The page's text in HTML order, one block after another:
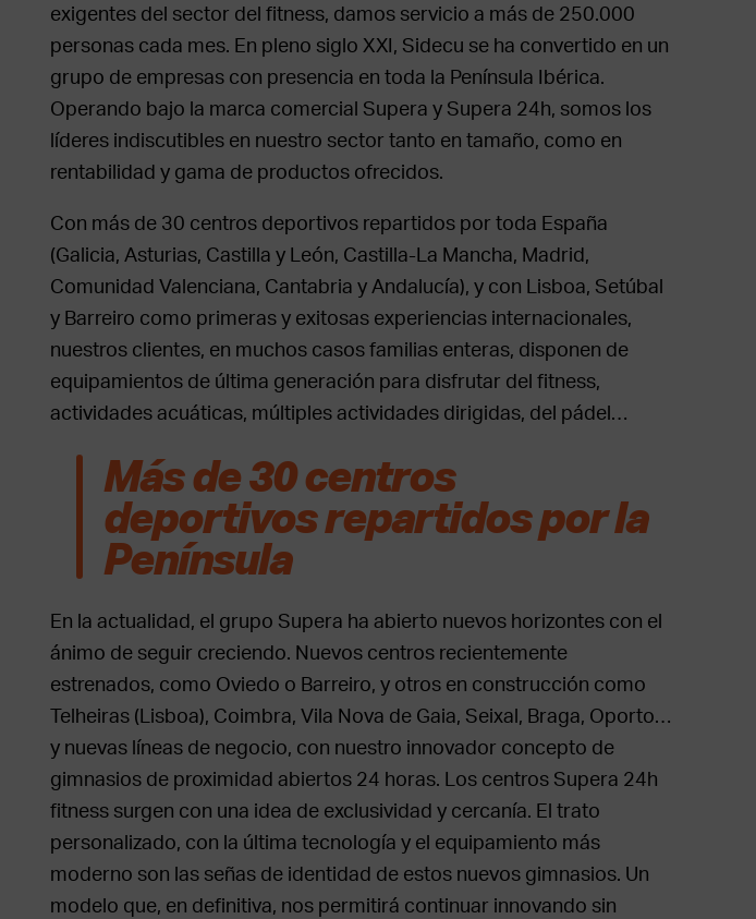
exigentes del sector del fitness, damos servicio a más de 250.000
personas cada mes. En pleno siglo XXI, Sidecu se ha convertido en un
grupo de empresas con presencia en toda la Península Ibérica.
Operando bajo la marca comercial Supera y Supera 24h, somos los
líderes indiscutibles en nuestro sector tanto en tamaño, como en
rentabilidad y gama de productos ofrecidos.
Con más de 30 centros deportivos repartidos por toda España
(Galicia, Asturias, Castilla y León, Castilla-La Mancha, Madrid,
Comunidad Valenciana, Cantabria y Andalucía), y con Lisboa, Setúbal
y Barreiro como primeras y exitosas experiencias internacionales,
nuestros clientes, en muchos casos familias enteras, disponen de
equipamientos de última generación para disfrutar del fitness,
actividades acuáticas, múltiples actividades dirigidas, del pádel…
Más de 30 centros
deportivos repartidos por la
Península
En la actualidad, el grupo Supera ha abierto nuevos horizontes con el
ánimo de seguir creciendo. Nuevos centros recientemente
estrenados, como Oviedo o Barreiro, y otros en construcción como
Telheiras (Lisboa), Coimbra, Vila Nova de Gaia, Seixal, Braga, Oporto…
y nuevas líneas de negocio, con nuestro innovador concepto de
gimnasios de proximidad abiertos 24 horas. Los centros Supera 24h
fitness surgen con una idea de exclusividad y cercanía. El trato
personalizado, con la última tecnología y el equipamiento más
moderno son las señas de identidad de estos nuevos gimnasios. Un
modelo que, en definitiva, nos permitirá continuar innovando sin